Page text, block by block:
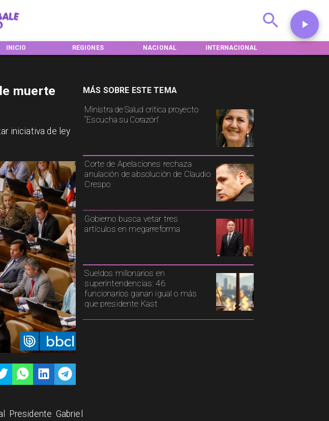
REGIONES NACIONAL INTERNACIONAL DEPORTES
Ministra de Salud critica proyecto
“Escucha su Corazón”
Corte de Apelaciones rechaza
anulación de absolución de Claudio
Crespo
Gobierno busca vetar tres
artículos en megarreforma
Sueldos millonarios en
superintendencias: 46
funcionarios ganan igual o más
que presidente Kast
MÁS SOBRE ESTE TEMA
muerte
iniciativa de ley
Presidente Gabriel